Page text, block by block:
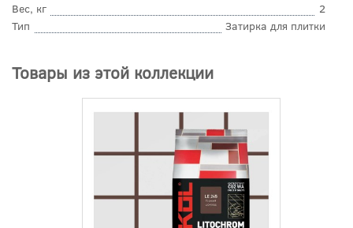
Вес, кг
2
Тип
Затирка для плитки
Товары из этой коллекции